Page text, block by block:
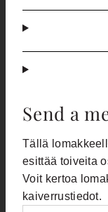
Send a
Tällä
esittää toiveita
Voit kertoa
kaiverrustiedot.